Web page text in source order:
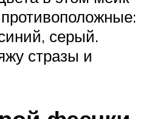
серый.
стразы и